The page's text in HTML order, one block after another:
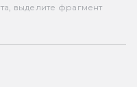
выделите фрагмент